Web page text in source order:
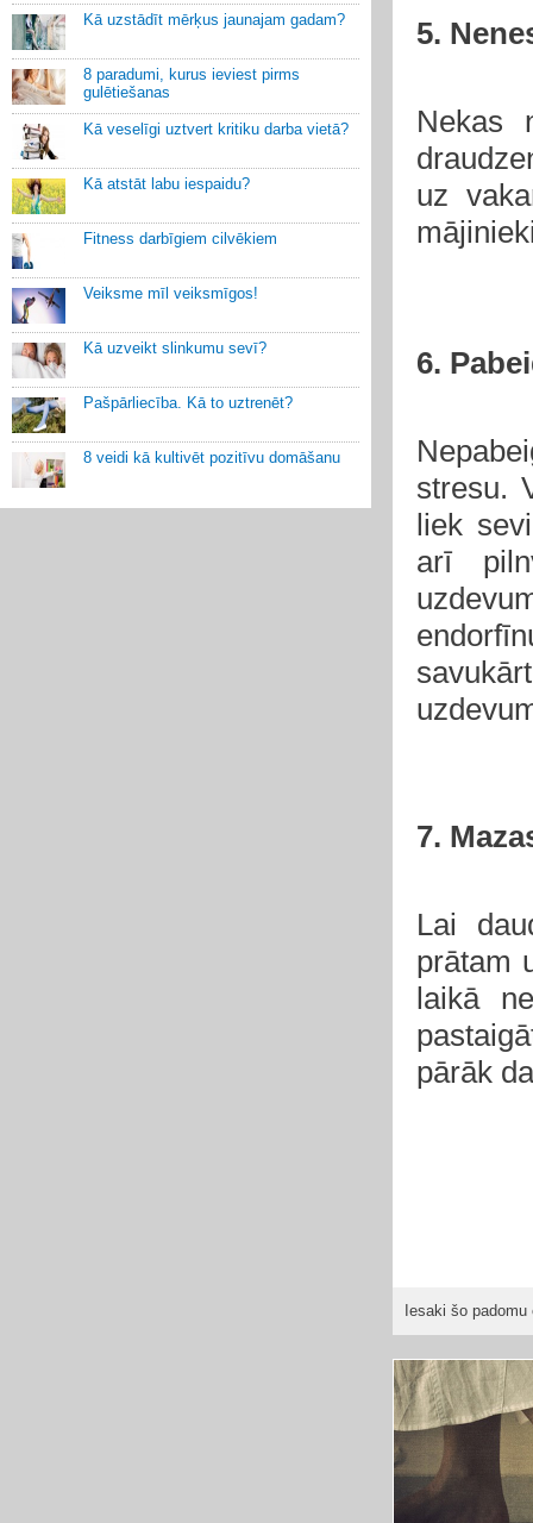
Kā uzstādīt mērķus jaunajam gadam?
8 paradumi, kurus ieviest pirms
gulētiešanas
Kā veselīgi uztvert kritiku darba vietā?
Kā atstāt labu iespaidu?
Fitness darbīgiem cilvēkiem
Veiksme mīl veiksmīgos!
Kā uzveikt slinkumu sevī?
Pašpārliecība. Kā to uztrenēt?
8 veidi kā kultivēt pozitīvu domāšanu
5.
Nekas
uz
6.
stresu.
liek
arī
7.
Lai
prātam
laikā
pārāk
Iesaki šo